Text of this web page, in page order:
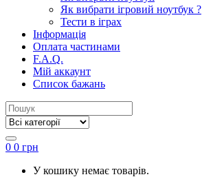
Як вибрати ігровий ноутбук ?
Тести в іграх
Інформація
Оплата частинами
F.A.Q.
Мій аккаунт
Список бажань
0 0 грн
У кошику немає товарів.